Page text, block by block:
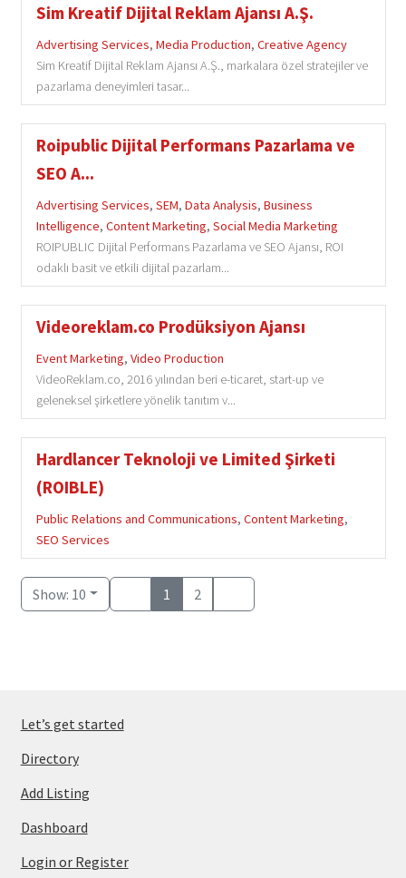
Sim Kreatif Dijital Reklam Ajansı A.Ş.
Advertising Services, Media Production, Creative Agency
Sim Kreatif Dijital Reklam Ajansı A.Ş., markalara özel stratejiler ve
pazarlama deneyimleri tasar...
Roipublic Dijital Performans Pazarlama ve
SEO A...
Advertising Services, SEM, Data Analysis, Business
Intelligence, Content Marketing, Social Media Marketing
ROIPUBLIC Dijital Performans Pazarlama ve SEO Ajansı, ROI
odaklı basit ve etkili dijital pazarlam...
Videoreklam.co Prodüksiyon Ajansı
Event Marketing, Video Production
VideoReklam.co, 2016 yılından beri e-ticaret, start-up ve
geleneksel şirketlere yönelik tanıtım v...
Hardlancer Teknoloji ve Limited Şirketi
(ROIBLE)
Public Relations and Communications, Content Marketing,
SEO Services
Show: 10 1 2
Let’s get started
Directory
Add Listing
Dashboard
Login or Register